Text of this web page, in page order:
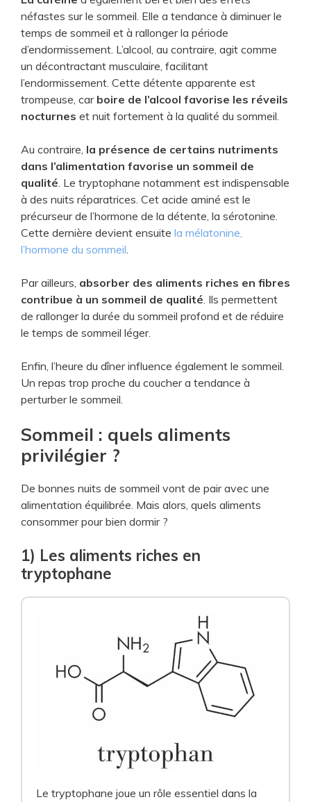
néfastes sur le sommeil. Elle a tendance à diminuer le
temps de sommeil et à rallonger la période
d’endormissement. L’alcool, au contraire, agit comme
un décontractant musculaire, facilitant
l’endormissement. Cette détente apparente est
trompeuse, car boire de l’alcool favorise les réveils
nocturnes et nuit fortement à la qualité du sommeil.
Au contraire, la présence de certains nutriments
dans l’alimentation favorise un sommeil de
qualité. Le tryptophane notamment est indispensable
à des nuits réparatrices. Cet acide aminé est le
précurseur de l’hormone de la détente, la sérotonine.
Cette dernière devient ensuite la mélatonine,
l’hormone du sommeil.
Par ailleurs, absorber des aliments riches en fibres
contribue à un sommeil de qualité. Ils permettent
de rallonger la durée du sommeil profond et de réduire
le temps de sommeil léger.
Enfin, l’heure du dîner influence également le sommeil.
Un repas trop proche du coucher a tendance à
perturber le sommeil.
Sommeil : quels aliments
privilégier ?
De bonnes nuits de sommeil vont de pair avec une
alimentation équilibrée. Mais alors, quels aliments
consommer pour bien dormir ?
1) Les aliments riches en
tryptophane
Le tryptophane joue un rôle essentiel dans la